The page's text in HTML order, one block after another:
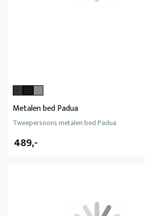
Metalen bed Padua
Tweepersoons metalen bed Padua
489,-